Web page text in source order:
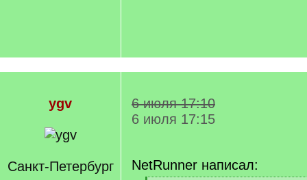
ygv
Санкт-Петербург
6 июля 17:10
6 июля 17:15
NetRunner написал: